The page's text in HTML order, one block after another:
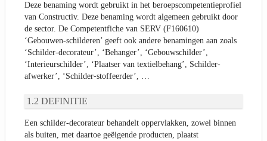
Deze benaming wordt gebruikt in het beroepscompetentieprofiel
van Constructiv. Deze benaming wordt algemeen gebruikt door
de sector. De Competentfiche van SERV (F160610)
‘Gebouwen-schilderen’ geeft ook andere benamingen aan zoals
‘Schilder-decorateur’, ‘Behanger’, ‘Gebouwschilder’,
‘Interieurschilder’, ‘Plaatser van textielbehang’, Schilder-
afwerker’, ‘Schilder-stoffeerder’, …
DEFINITIE
Een schilder-decorateur behandelt oppervlakken, zowel binnen
als buiten, met daartoe geëigende producten, plaatst